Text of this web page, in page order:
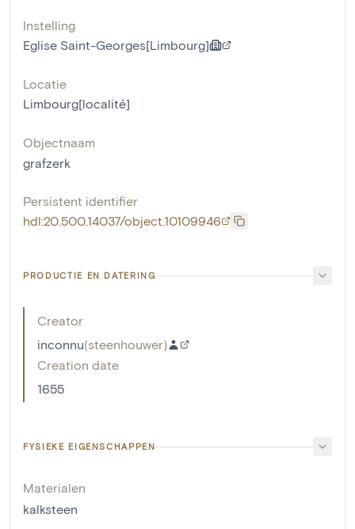
Instelling
Eglise Saint-Georges[Limbourg]
Locatie
Limbourg[localité]
Objectnaam
grafzerk
Persistent identifier
hdl:20.500.14037/object.10109946
PRODUCTIE EN DATERING
Creator
inconnu(steenhouwer)
Creation date
1655
FYSIEKE EIGENSCHAPPEN
Materialen
kalksteen